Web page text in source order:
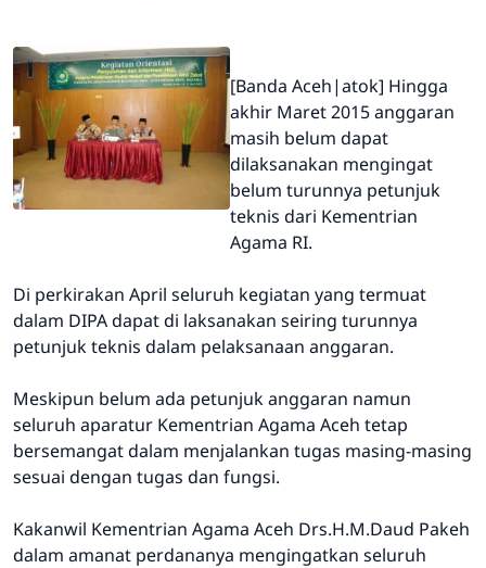
[Banda Aceh|atok] Hingga
akhir Maret 2015 anggaran
masih belum dapat
dilaksanakan mengingat
belum turunnya petunjuk
teknis dari Kementrian
Agama RI.
Di perkirakan April seluruh kegiatan yang termuat
dalam DIPAdapat di laksanakan seiring turunnya
petunjuk teknis dalam pelaksanaan anggaran.
Meskipun belum ada petunjuk anggaran namun
seluruh aparatur Kementrian Agama Aceh tetap
bersemangat dalam menjalankan tugas masing-masing
sesuai dengan tugas dan fungsi.
Kakanwil Kementrian Agama Aceh Drs.H.M.Daud Pakeh
dalam amanat perdananya mengingatkan seluruh